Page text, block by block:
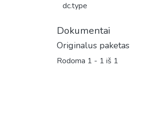
dc.type
Dokumentai
Originalus paketas
Rodoma 1 - 1 iš 1